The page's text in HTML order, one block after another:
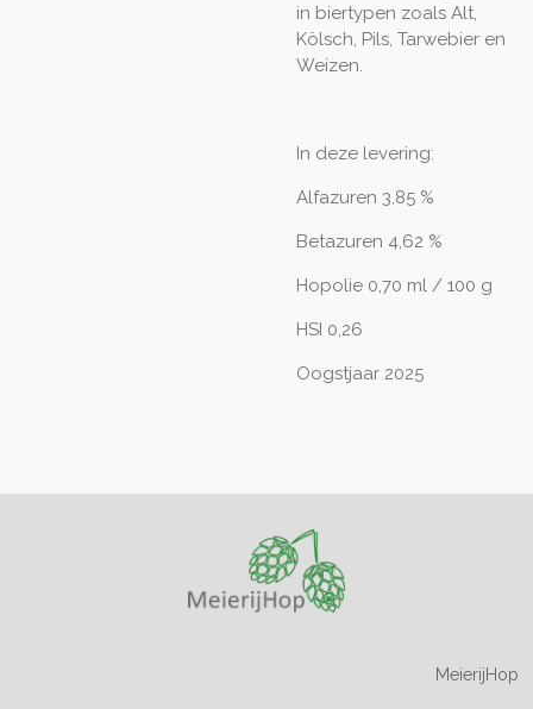
in biertypen zoals Alt,
Kölsch, Pils, Tarwebier en
Weizen.
In deze levering:
Alfazuren 3,85 %
Betazuren 4,62 %
Hopolie 0,70 ml / 100 g
HSI 0,26
Oogstjaar 2025
MeierijHop